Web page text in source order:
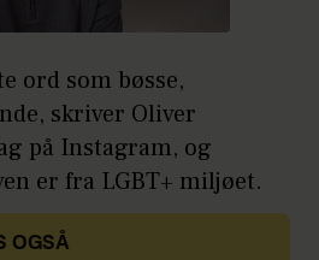
ord som bøsse,
skriver Oliver
på Instagram, og
er fra LGBT+ miljøet.
OGSÅ